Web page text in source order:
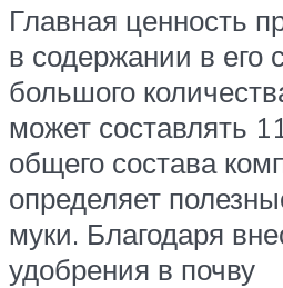
Главная ценность
в содержании в его
большого
может составлять
общего состава
определяет
муки. Благодаря
удобрения в почву